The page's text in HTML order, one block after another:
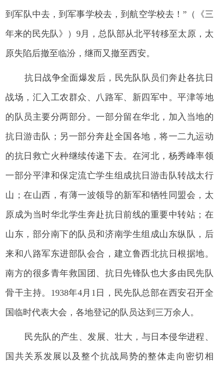
到军队中去，到军事学校去，到航空学校去！”（《三
年来的民先队》）9月，总队部从北平转移至太原，太
原失陷后撤至临汾，继而又撤至西安。
抗日战争全面爆发后，民先队队员们奔赴各抗日
战场，汇入工农群众、八路军、新四军中。平津等地
的队员主要分两部分。一部分留在华北，加入当地的
抗日游击队；另一部分奔赴全国各地，将一二九运动
的抗日救亡火种继续传递下去。在河北，杨秀峰率领
一部分平津和保定流亡学生组成抗日游击队转战太行
山；在山西，有薄一波领导的新军和牺牲同盟会，太
原成为当时华北学生奔赴抗日前线的重要中转站；在
山东，部分南下的队员和济南学生组成山东纵队，后
来和八路军东进部队会合，建立鲁西北抗日根据地。
南方的很多青年救国团、抗日先锋队也大多由民先队
骨干主持。1938年4月1日，民先队总部在西安召开全
国临时代表大会，各地登记的队员达到三万余人。
民先队的产生、发展、壮大，与日本侵华进程、
国共关系发展以及整个抗战局势的整体走向密切相